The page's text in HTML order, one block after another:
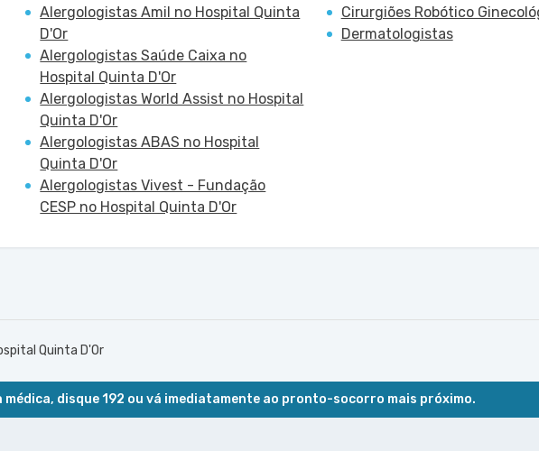
Alergologistas Amil no Hospital Quinta
D'Or
Alergologistas Saúde Caixa no
Hospital Quinta D'Or
Alergologistas World Assist no Hospital
Quinta D'Or
Alergologistas ABAS no Hospital
Quinta D'Or
Alergologistas Vivest - Fundação
CESP no Hospital Quinta D'Or
Cirurgiões Robótico
Dermatologistas
Quinta D'Or
médica, disque 192 ou vá imediatamente ao pronto-socorro mais próximo.